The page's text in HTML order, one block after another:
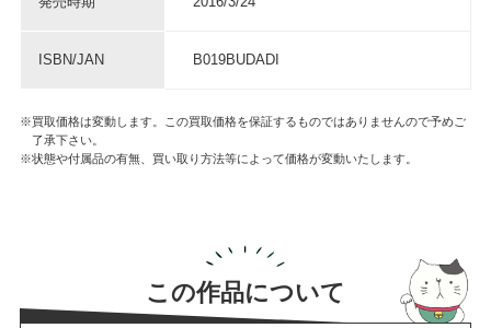
ISBN/JAN B019BUDADI
※買取価格は変動します。この買取価格を保証するものではありませんので予めご
了承下さい。
※状態や付属品の有無、買い取り方法等によって価格が変動いたします。
この作品について